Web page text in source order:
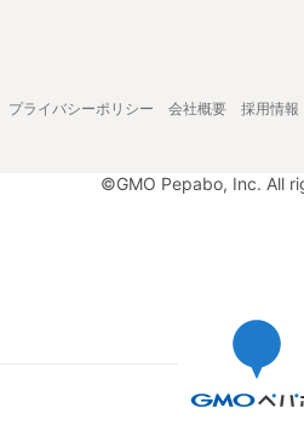
プライバシーポリシー 会社概要 採用情報
©GMO Pepabo, Inc. All